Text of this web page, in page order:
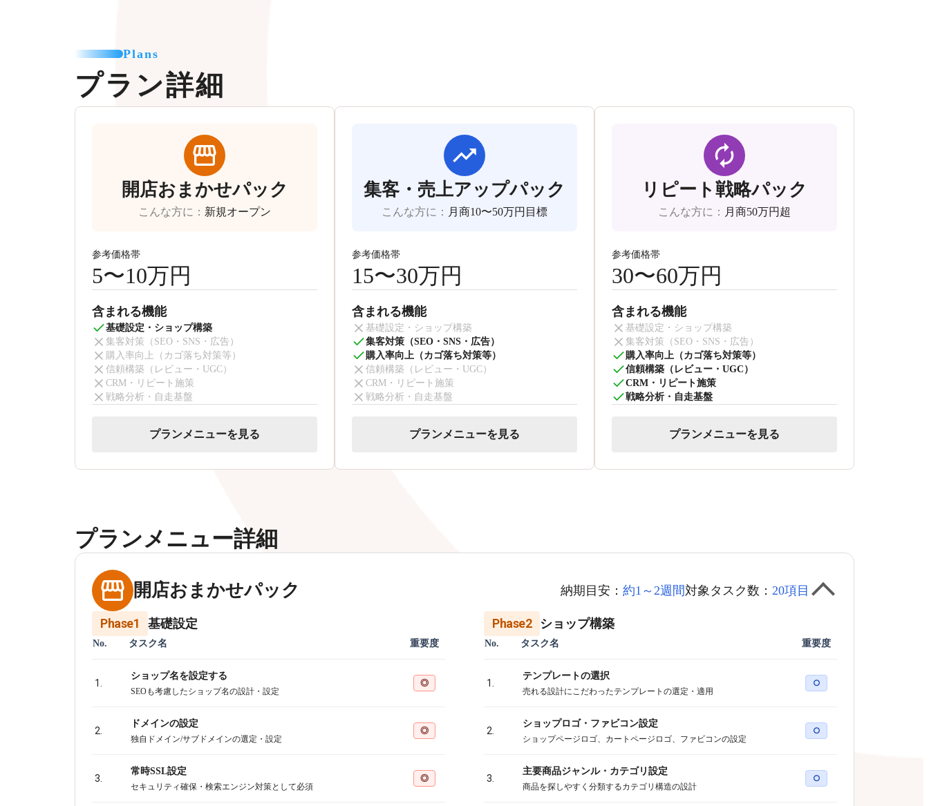
Plans
プラン詳細
開店おまかせパック
こんな方に ： 新規オープン
参考価格帯
5〜10万円
含まれる機能
基礎設定・ショップ構築
集客対策（SEO・SNS・広告）
購入率向上（カゴ落ち対策等）
信頼構築（レビュー・UGC）
CRM・リピート施策
戦略分析・自走基盤
プランメニューを見る
集客・売上アップパック
こんな方に ： 月商10〜50万円目標
参考価格帯
15〜30万円
含まれる機能
基礎設定・ショップ構築
集客対策（SEO・SNS・広告）
購入率向上（カゴ落ち対策等）
信頼構築（レビュー・UGC）
CRM・リピート施策
戦略分析・自走基盤
プランメニューを見る
リピート戦略パック
こんな方に ： 月商50万円超
参考価格帯
30〜60万円
含まれる機能
基礎設定・ショップ構築
集客対策（SEO・SNS・広告）
購入率向上（カゴ落ち対策等）
信頼構築（レビュー・UGC）
CRM・リピート施策
戦略分析・自走基盤
プランメニューを見る
プランメニュー詳細
開店おまかせパック 納期目安： 約1～2週間対象タスク数： 20項目
Phase1 基礎設定
No. タスク名 重要度
1.
ショップ名を設定する
SEOも考慮したショップ名の設計・設定
◎
2.
ドメインの設定
独自ドメイン/サブドメインの選定・設定
◎
3.
常時SSL設定
セキュリティ確保・検索エンジン対策として必須
◎
Phase2 ショップ構築
No. タスク名 重要度
1.
テンプレートの選択
売れる設計にこだわったテンプレートの選定・適用
○
2.
ショップロゴ・ファビコン設定
ショップページロゴ、カートページロゴ、ファビコンの設定
○
3.
主要商品ジャンル・カテゴリ設定
商品を探しやすく分類するカテゴリ構造の設計
○